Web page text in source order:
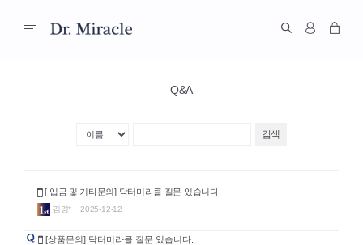
Q&A
검색
[ 입금 및 기타문의] 닥터미라클 질문 있습니다.
김경* 2025-12-12
[상품문의] 닥터미라클 질문 있습니다.